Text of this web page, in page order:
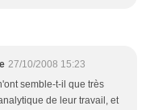
27/10/2008 15:23
semble-t-il que très
de leur travail, et